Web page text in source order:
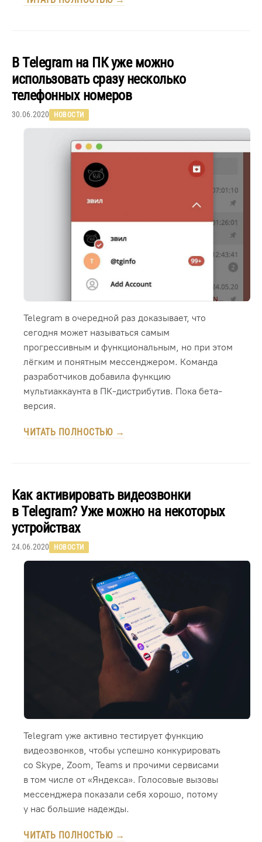
В Telegram на ПК уже можно
использовать сразу несколько
телефонных номеров
30.06.2020 НОВОСТИ
Telegram в очередной раз доказывает, что
сегодня может называться самым
прогрессивным и функциональным, но при этом
лёгким и понятным мессенджером. Команда
разработчиков добавила функцию
мультиаккаунта в ПК-дистрибутив. Пока бета-
версия.
ЧИТАТЬ ПОЛНОСТЬЮ →
Как активировать видеозвонки
в Telegram? Уже можно на некоторых
устройствах
24.06.2020 НОВОСТИ
Telegram уже активно тестирует функцию
видеозвонков, чтобы успешно конкурировать
со Skype, Zoom, Teams и прочими сервисами
в том числе от «Яндекса». Голосовые вызовы
мессенджера показали себя хорошо, потому
у нас большие надежды.
ЧИТАТЬ ПОЛНОСТЬЮ →